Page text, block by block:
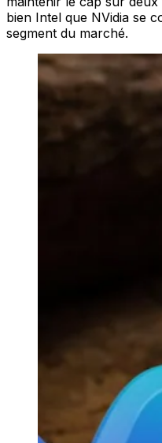
bien Intel que NVidia se
segment du marché.